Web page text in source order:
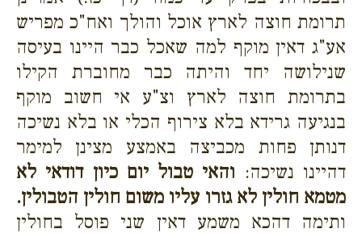
תרומת חוצה לארץ אוכל והולך ואח"כ מפריש
אע"ג דאין מוקף למה שאכל כבר היינו בעיסה
שנילושה יחד והיתה כבר מחוברת הקילו
בתרומת חוצה לארץ וצ"ע אי חשוב מוקף
בנגיעה גרידא בלא צירוף הכלי או בלא נשיכה
דנותן פחות מכביצה באמצע מצינן למימר
דהיינו נשיכה: והאי טבול יום כיון דודאי לא
מטמא חולין לא גזרו עליו משום חולין הטבולין.
ותימה דהכא משמע דאין שני פוסל בחולין